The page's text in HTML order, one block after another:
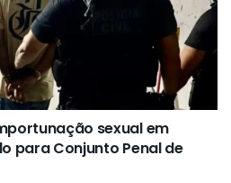
sexual em
para Conjunto Penal de